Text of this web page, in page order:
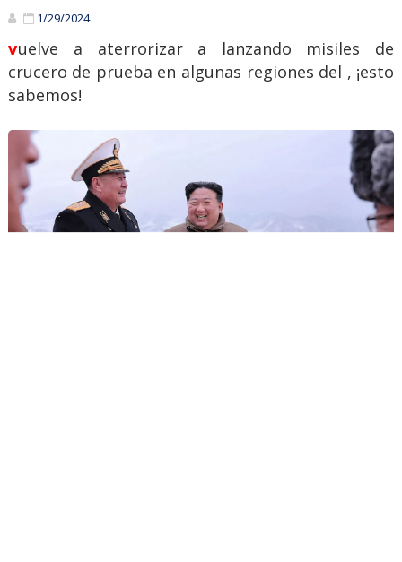
1/29/2024
vuelve a aterrorizar a lanzando misiles de
crucero de prueba en algunas regiones del , ¡esto
sabemos!